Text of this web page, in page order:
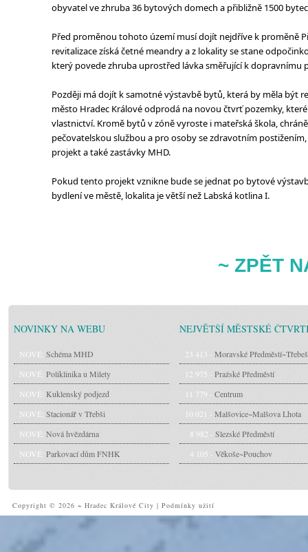
obyvatel ve zhruba 36 bytových domech a přibližně 1500
Před proměnou tohoto území musí dojít nejdříve k proměně
revitalizace získá četné meandry a z lokality se stane
který povede zhruba uprostřed lávka směřující k dopravnímu
Později má dojít k samotné výstavbě bytů, která by měla být
město Hradec Králové odprodá na novou čtvrť pozemky,
vlastnictví. Kromě bytů v zóně vyroste i mateřská škola,
pečovatelskou službou a pro osoby se zdravotním
projekt a také zastávky MHD.
Pokud tento projekt vznikne bude se jednat po bytové
bydlení ve městě, lokalita je větší než Labská kotlina I.
~ ZPĚT
NOVINKY NA WEBU
NOVÉ: Schéma MHD
NOVÉ: Poliklinika u Milety
NOVÉ: Kuklenský podjezd
NOVÉ: Stacionář v Třebši
NOVÉ: Nová hvězdárna
NOVÉ: Parkovací dům FNHK
NEJVĚTŠÍ MĚSTSKÉ
23 413 - Moravské Předměstí~Třebeš
12 975 - Pražské Předměstí
11 779 - Centrum
10 021 - Malšovice~Malšova Lhota
8 982 - Slezské Předměstí
4 105 - Věkoše~Pouchov
Copyright © 2026 ~ Hradec Králové City | Podmínky užití